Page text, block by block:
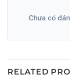
Chưa có
RELATED